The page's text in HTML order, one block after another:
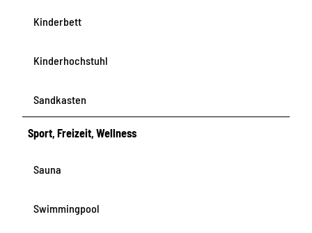
Kinderbett
Kinderhochstuhl
Sandkasten
Sport, Freizeit, Wellness
Sauna
Swimmingpool